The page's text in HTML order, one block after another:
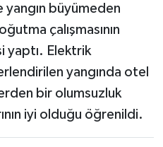
yangın büyümeden
çalışmasının
yaptı. Elektrik
yangında otel
bir olumsuzluk
iyi olduğu öğrenildi.